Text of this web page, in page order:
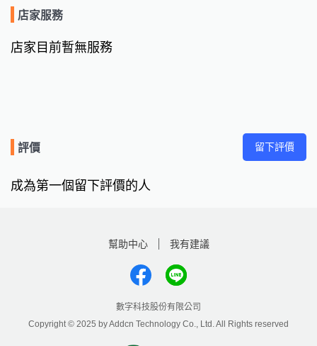
店家服務
店家目前暫無服務
評價 留下評價
成為第一個留下評價的人
幫助中心 我有建議
數字科技股份有限公司
Copyright © 2025 by Addcn Technology Co., Ltd. All Rights reserved